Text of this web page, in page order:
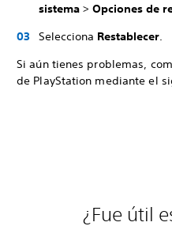
sistema > Opciones de
Selecciona Restablecer.
Si aún tienes problemas,
de PlayStation mediante el
¿Fue útil